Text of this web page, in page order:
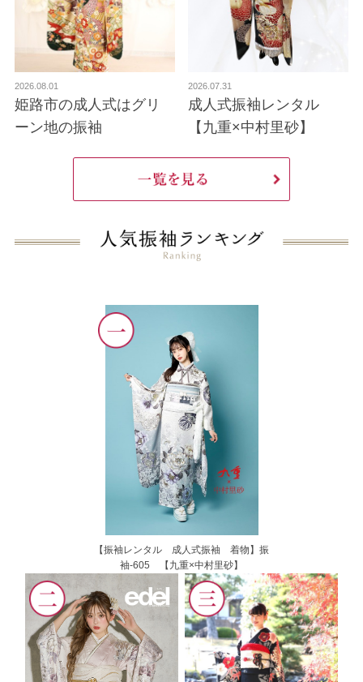
2026.08.01
姫路市の成人式はグリ
ーン地の振袖
2026.07.31
成人式振袖レンタル
【九重×中村里砂】
【振袖レンタル 成人式振袖 着物】振
袖-605 【九重×中村里砂】